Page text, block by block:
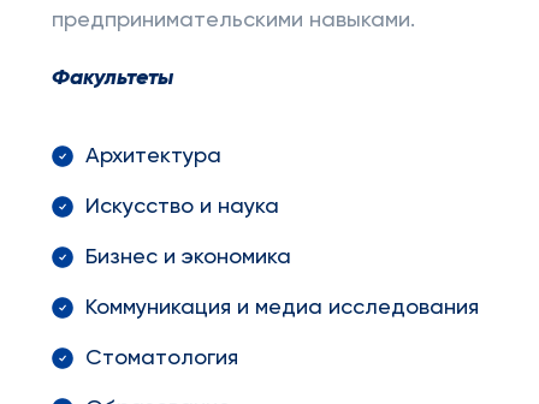
предпринимательскими навыками.
Факультеты
Архитектура
Искусство и наука
Бизнес и экономика
Коммуникация и медиа исследования
Стоматология